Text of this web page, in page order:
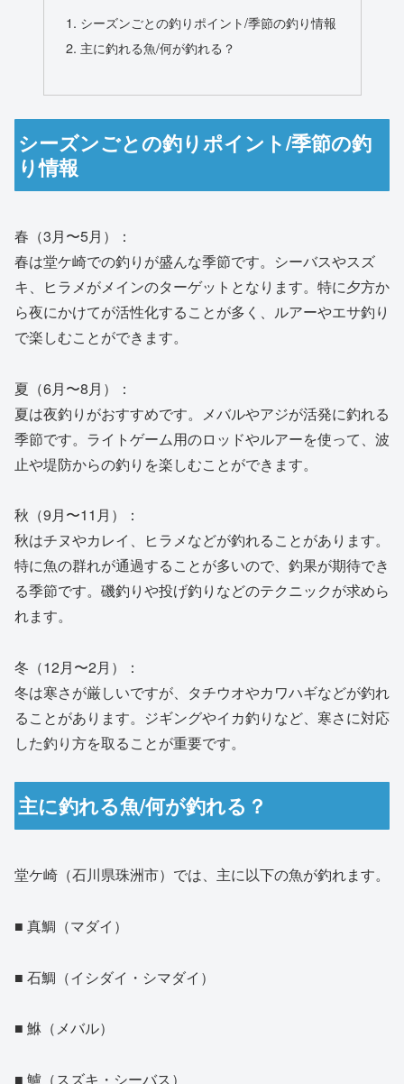
シーズンごとの釣りポイント/季節の釣り情報
主に釣れる魚/何が釣れる？
シーズンごとの釣りポイント/季節の釣
り情報
春（3月〜5月）：
春は堂ケ崎での釣りが盛んな季節です。シーバスやスズ
キ、ヒラメがメインのターゲットとなります。特に夕方か
ら夜にかけてが活性化することが多く、ルアーやエサ釣り
で楽しむことができます。
夏（6月〜8月）：
夏は夜釣りがおすすめです。メバルやアジが活発に釣れる
季節です。ライトゲーム用のロッドやルアーを使って、波
止や堤防からの釣りを楽しむことができます。
秋（9月〜11月）：
秋はチヌやカレイ、ヒラメなどが釣れることがあります。
特に魚の群れが通過することが多いので、釣果が期待でき
る季節です。磯釣りや投げ釣りなどのテクニックが求めら
れます。
冬（12月〜2月）：
冬は寒さが厳しいですが、タチウオやカワハギなどが釣れ
ることがあります。ジギングやイカ釣りなど、寒さに対応
した釣り方を取ることが重要です。
主に釣れる魚/何が釣れる？
堂ケ崎（石川県珠洲市）では、主に以下の魚が釣れます。
■ 真鯛（マダイ）
■ 石鯛（イシダイ・シマダイ）
■ 鮴（メバル）
■ 鱸（スズキ・シーバス）